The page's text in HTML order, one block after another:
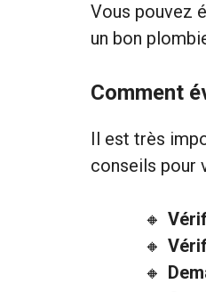
Vous pouvez
un bon
Comment
Il est très
conseils pour